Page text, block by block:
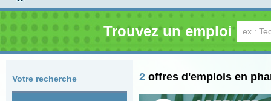
Trouvez un emploi
Votre recherche 2 offres d'emplois en